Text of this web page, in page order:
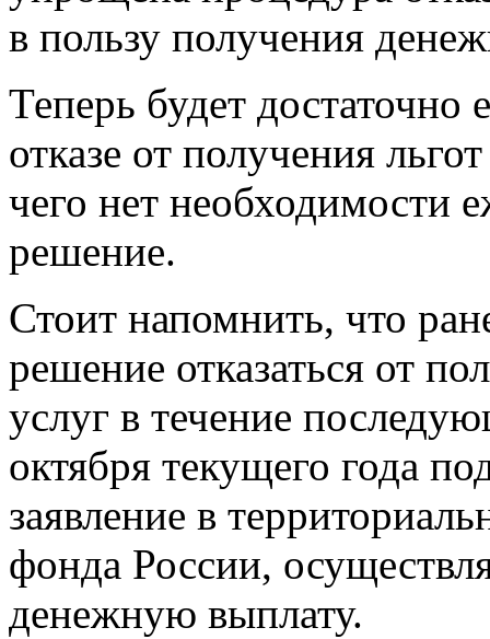
в пользу получения
Теперь будет достаточно
отказе от получения
чего нет необходимости
решение.
Стоит напомнить, что
решение отказаться от
услуг в течение
октября текущего года
заявление в
фонда России,
денежную выплату.